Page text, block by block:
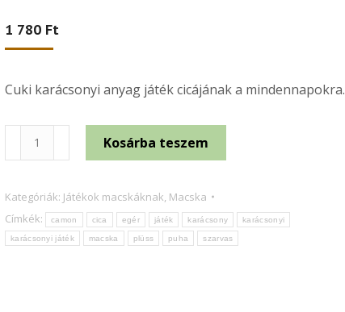
1 780 Ft
Cuki karácsonyi anyag játék cicájának a mindennapokra.
Camon
Karácsonyi
Cicáknak
6-
8cm
Kosárba teszem
Kategóriák: Játékok macskáknak, Macska
Címkék:
camon cica egér játék karácsony karácsonyi
karácsonyi játék macska plüss puha szarvas